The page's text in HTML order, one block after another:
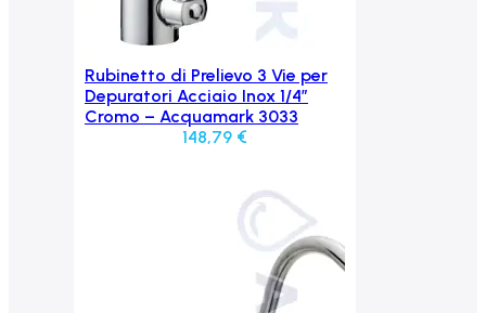
Aggiungi al carrello
Rubinetto di Prelievo 3 Vie per
Depuratori Acciaio Inox 1/4″
Cromo – Acquamark 3033
148,79 €